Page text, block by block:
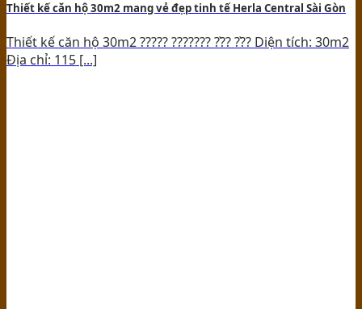
Thiết kế căn hộ 30m2 mang vẻ đẹp tinh tế Herla Central Sài Gòn
Thiết kế căn hộ 30m2 ????? ??????? ??̀? ??̀? Diện tích: 30m2
Địa chỉ: 115 [...]